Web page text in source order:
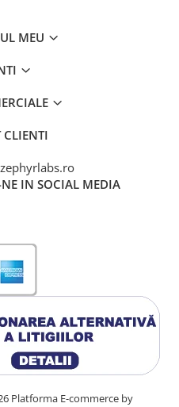
MEU
CLIENTI
NE IN SOCIAL MEDIA
Platforma E-commerce by